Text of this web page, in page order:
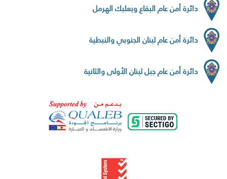
دائرة أمن عام البقاع وبعلبك الهرمل
دائرة أمن عام لبنان الجنوبي والنبطية
دائرة أمن عام جبل لبنان الأولى والثانية